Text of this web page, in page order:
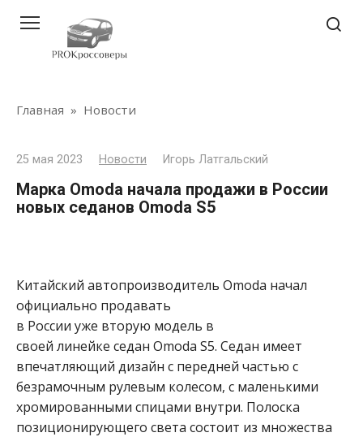
контенту
Главная » Новости
25 мая 2023 Новости Игорь Латгальский
Марка Omoda начала продажи в России
новых седанов Omoda S5
Китайский автопроизводитель Omoda начал
официально продавать
в России уже вторую модель в
своей линейке седан Omoda S5. Седан имеет
впечатляющий дизайн с передней частью с
безрамочным рулевым колесом, с маленькими
хромированными спицами внутри. Полоска
позиционирующего света состоит из множества